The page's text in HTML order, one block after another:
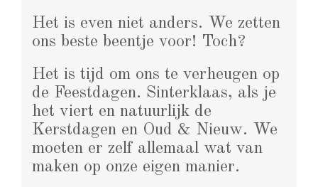
Het is even niet anders. We zetten
ons beste beentje voor! Toch?
Het is tijd om ons te verheugen op
de Feestdagen. Sinterklaas, als je
het viert en natuurlijk de
Kerstdagen en Oud & Nieuw. We
moeten er zelf allemaal wat van
maken op onze eigen manier.